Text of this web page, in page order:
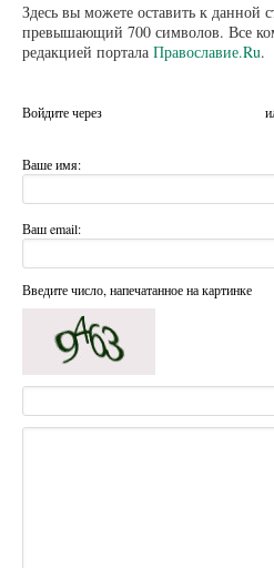
Здесь вы можете оставить к данной
превышающий 700 символов. Все
редакцией портала Православие.Ru.
Войдите через
Ваше имя:
Ваш email:
Введите число, напечатанное на картинке